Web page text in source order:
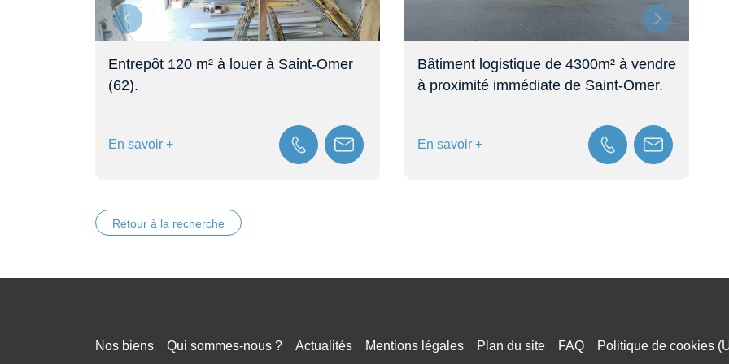
Bâtiment logistique de 4300m² à vendre
à proximité immédiate de Saint-Omer.
En savoir +
Entrepot – logistique 230 m² à louer à
Pihem (62)
En savoir +
Retour à la recherche
Nos biens Qui sommes-nous ? Actualités Mentions légales Plan du site FAQ Politique de cookies